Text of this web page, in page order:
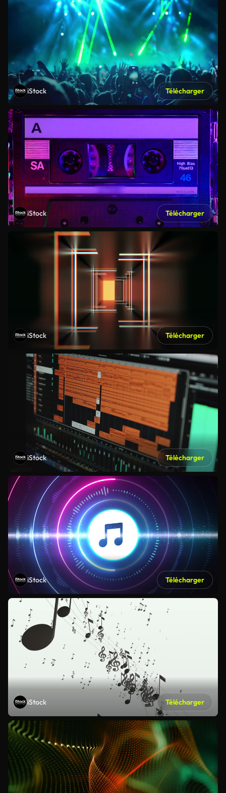
iStock Télécharger
iStock Télécharger
iStock Télécharger
iStock Télécharger
iStock Télécharger
iStock Télécharger